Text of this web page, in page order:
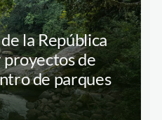
la República
de
de parques